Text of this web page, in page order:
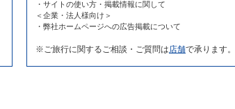
・サイトの使い方・掲載情報に関して
＜企業・法人様向け＞
・弊社ホームページへの広告掲載について
※ご旅行に関するご相談・ご質問は店舗で承ります。